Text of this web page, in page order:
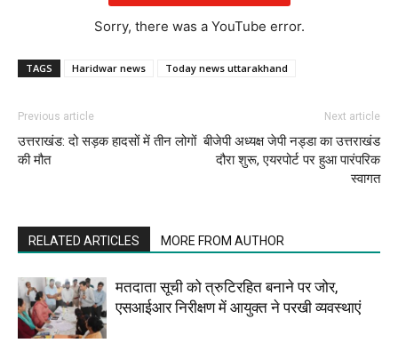
Sorry, there was a YouTube error.
TAGS Haridwar news Today news uttarakhand
Previous article
उत्तराखंड: दो सड़क हादसों में तीन लोगों
की मौत
Next article
बीजेपी अध्यक्ष जेपी नड्डा का उत्तराखंड
दौरा शुरू, एयरपोर्ट पर हुआ पारंपरिक
स्वागत
RELATED ARTICLES MORE FROM AUTHOR
मतदाता सूची को त्रुटिरहित बनाने पर जोर,
एसआईआर निरीक्षण में आयुक्त ने परखी व्यवस्थाएं